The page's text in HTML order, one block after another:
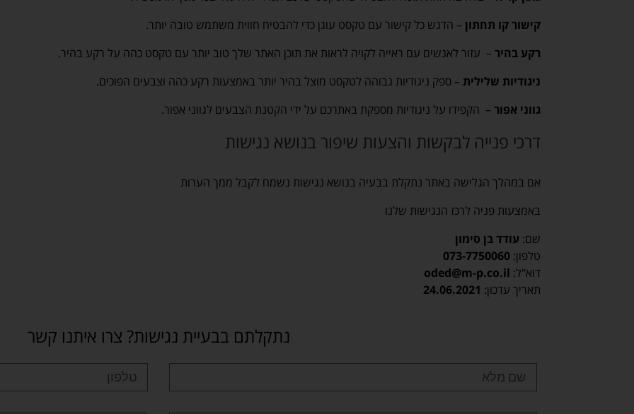
קישור קו תחתון – הדגש כל קישור עם טקסט עוגן כדי להבטיח חווית משתמש טובה יותר.
רקע בהיר – עזור לאנשים עם ראייה לקויה לראות את תוכן האתר שלך טוב יותר עם טקסט כהה על רקע בהיר.
ניגודיות שלילית – ספק ניגודיות גבוהה לטקסט מוצל בהיר יותר באמצעות רקע כהה וצבעים הפוכים.
גווני אפור – הקפידו על ניגודיות מספקת באתרכם על ידי הקטנת הצבעים לגווני אפור.
דרכי פנייה לבקשות והצעות שיפור בנושא נגישות
אם במהלך הגלישה באתר נתקלת בבעיה בנושא נגישות נשמח לקבל ממך הערות
באמצעות פניה לרכז הנגישות שלנו
שם: עודד בן סימון
טלפון: 073-7750060
דוא"ל: oded@m-p.co.il
תאריך עדכון: 24.06.2021
נתקלתם בבעיית נגישות? צרו איתנו קשר